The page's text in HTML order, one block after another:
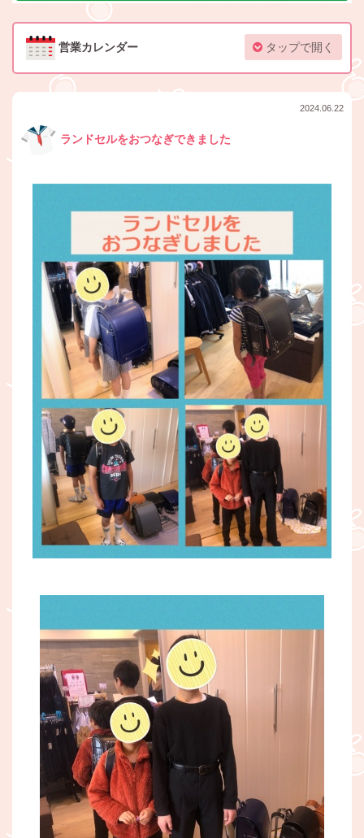
営業カレンダー タップで開く
2024.06.22
ランドセルをおつなぎできました